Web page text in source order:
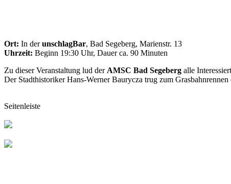
Ort: In derunschlagBar, Bad Segeberg, Marienstr. 13
Uhrzeit: Beginn 19:30 Uhr, Dauer ca. 90 Minuten
Zu dieser Veranstaltung lud der AMSC Bad Segeberg alle
Der Stadthistoriker Hans-Werner Baurycza trug zum
Seitenleiste